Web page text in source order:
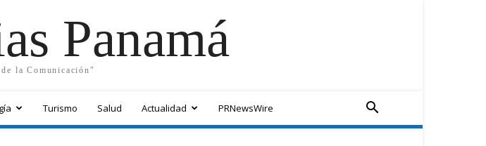
Panamá
la Comunicación"
Turismo Salud Actualidad PRNewsWire